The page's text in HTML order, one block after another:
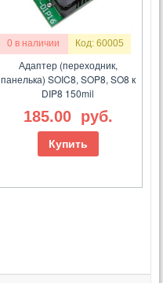
0 в наличии Код: 60005
Адаптер (переходник,
панелька) SOIC8, SOP8, SO8 к
DIP8 150mil
185.00 руб.
Купить